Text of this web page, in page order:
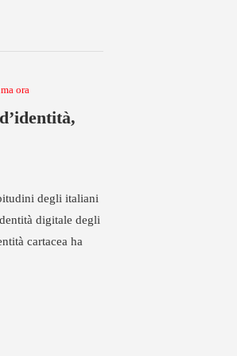
ora
degli italiani
digitale degli
cartacea ha